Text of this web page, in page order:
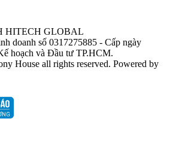
HITECH GLOBAL
doanh số 0317275885 - Cấp ngày
hoạch và Đầu tư TP.HCM.
House all rights reserved. Powered by